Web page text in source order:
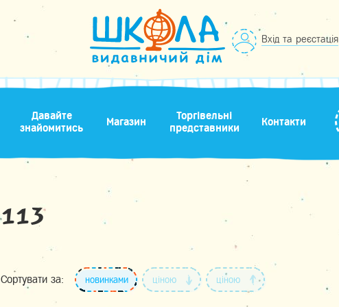
Вхід та реєстація
Давайте
знайомитись
Магазин
Торгівельні
представники
Контакти
113
Сортувати за: новинками ціною ціною